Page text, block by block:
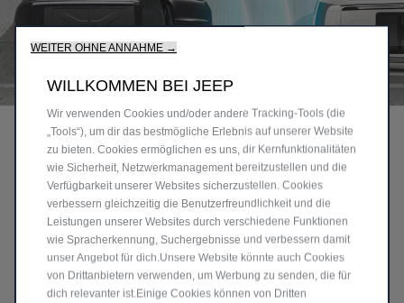
SICHERHEIT BEIM EINPARKEN
Verlassen Sie sich beim Einparken auf unsere Unterstützung.
Der Renegade verfügt über zahlreiche Funktionen, um das Ein-
und Ausparken so einfach wie möglich zu gestalten.
WEITER OHNE ANNAHME →
WILLKOMMEN BEI JEEP
Wir verwenden Cookies und/oder andere Tracking‑Tools (die
„Tools“), um dir das bestmögliche Erlebnis auf unserer Website
zu bieten. Cookies ermöglichen es uns, dir Kernfunktionalitäten
wie Sicherheit, Netzwerkmanagement bereitzustellen und die
Verfügbarkeit unserer Websites sicherzustellen. Cookies
verbessern gleichzeitig die Benutzerfreundlichkeit und die
Leistungen unserer Websites durch verschiedene Funktionen
wie Spracherkennung, Suchergebnisse und verbessern damit
unser Angebot für dich.Unsere Website könnte auch Cookies
von Drittanbietern verwenden, um Werbung zu senden, die für
dich relevanter ist.Einige Cookies können von Dritten